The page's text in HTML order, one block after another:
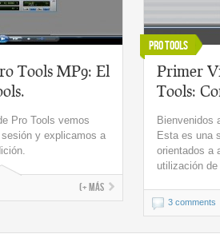
Tools MP9: El
Pro Tools vemos
y explicamos a
(+ más
Pro Tools
Primer
Tools:
Bienvenidos
Esta es una
orientados a
utilización
3 comments